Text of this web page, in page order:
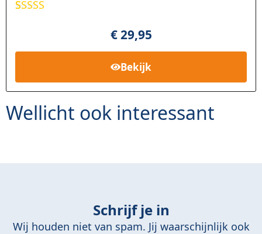
gebaseerd
€29,95
Bekijk
Wellicht ook interessant
Schrijf je in
Wij houden niet van spam. Jij waarschijnlijk ook